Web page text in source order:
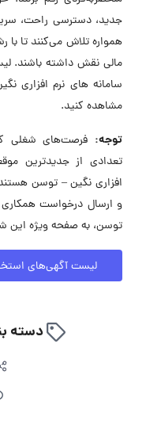
جدید، دسترسی راحت،
همواره تلاش می‌کنند تا
مالی نقش داشته باشند.
سامانه های نرم افزاری
مشاهده کنید.
توجه: فرصت‌های شغلی
تعدادی از جدیدترین
افزاری نگین – توسن
و ارسال درخواست همکاری
توسن، به صفحه ویژه این
لیست آگهی‌های
دسته